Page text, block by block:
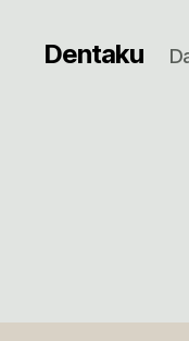
Dentaku